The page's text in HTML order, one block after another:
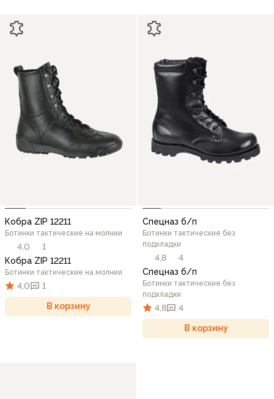
Кобра ZIP 12211
Ботинки тактические на молнии
4,0
1
Кобра ZIP 12211
Ботинки тактические на молнии
4,0 1
В корзину
Спецназ б/п
Ботинки тактические без
подкладки
4,8
4
Спецназ б/п
Ботинки тактические без
подкладки
4,8 4
В корзину